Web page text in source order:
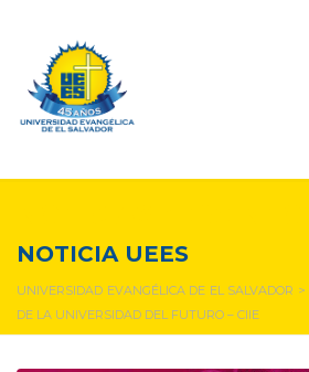
NOTICIA UEES
UNIVERSIDAD EVANGÉLICA DE EL SALVADOR >
DE LA UNIVERSIDAD DEL FUTURO – CIIE